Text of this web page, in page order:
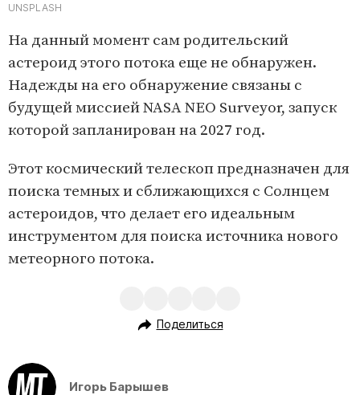
UNSPLASH
На данный момент сам родительский
астероид этого потока еще не обнаружен.
Надежды на его обнаружение связаны с
будущей миссией NASA NEO Surveyor, запуск
которой запланирован на 2027 год.
Этот космический телескоп предназначен для
поиска темных и сближающихся с Солнцем
астероидов, что делает его идеальным
инструментом для поиска источника нового
метеорного потока.
Поделиться
Игорь Барышев